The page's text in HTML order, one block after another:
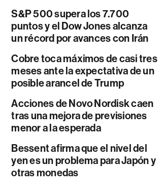
S&P 500 supera los 7.700
puntos y el Dow Jones alcanza
un récord por avances con Irán
Cobre toca máximos de casi tres
meses ante la expectativa de un
posible arancel de Trump
Acciones de Novo Nordisk caen
tras una mejora de previsiones
menor a la esperada
Bessent afirma que el nivel del
yen es un problema para Japón y
otras monedas